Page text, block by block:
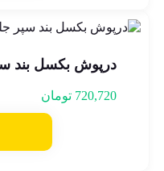
درپوش بکسل بند
720,720 تومان